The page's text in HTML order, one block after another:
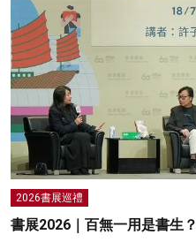
2026書展巡禮
書展2026｜百無一用是書生？